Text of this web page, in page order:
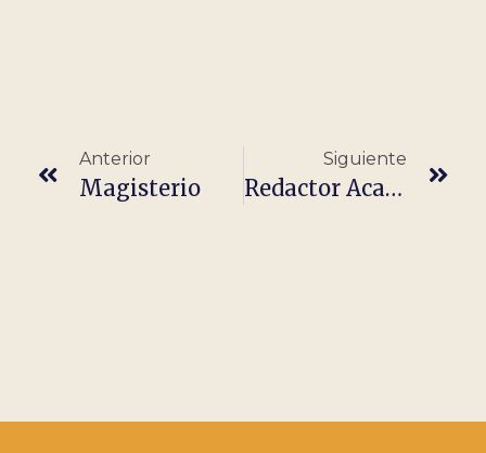
Anterior
Magisterio
Siguiente
Redactor Académico – Filología Árabe